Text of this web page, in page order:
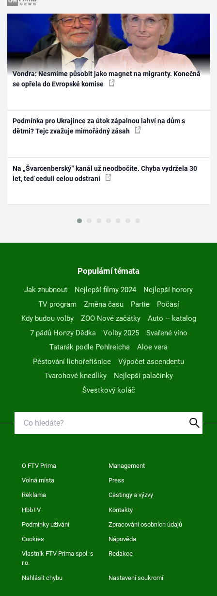
Vondra: Nesmíme působit jako magnet na migranty. Konečná
se opřela do Evropské komise
Podmínka pro Ukrajince za útok zápalnou lahví na dům s
dětmi? Tejc zvažuje mimořádný zásah
Na „Švarcenberský“ kanál už neodbočíte. Chyba vydržela 30
let, teď ceduli celou odstraní
Populární témata
Jak zhubnout Nejlepší filmy 2024
Nejlepší horory
TV program
Změna času Partie
Počasí
Kdy budou volby
ZOO Nové začátky
Auto – katalog
7 pádů Honzy Dědka
Volby 2025
Svařené víno
Tatarák podle Pohlreicha
Aloe vera
Pěstování lichořeřišnice
Výpočet ascendentu
Tvarohové knedlíky
Nejlepší palačinky
Švestkový koláč
O FTV Prima Management
Volná místa Press
Reklama Castingy a výzvy
HbbTV Kontakty
Podmínky užívání Zpracování osobních údajů
Cookies Nápověda
Vlastník FTV Prima spol. s
r.o.
Redakce
Nahlásit chybu Nastavení soukromí